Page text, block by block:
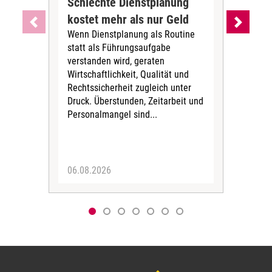
kostet mehr als nur Geld
Wenn Dienstplanung als Routine
statt als Führungsaufgabe
verstanden wird, geraten
Wirtschaftlichkeit, Qualität und
Rechtssicherheit zugleich unter
Druck. Überstunden, Zeitarbeit und
Personalmangel sind...
06.08.2026